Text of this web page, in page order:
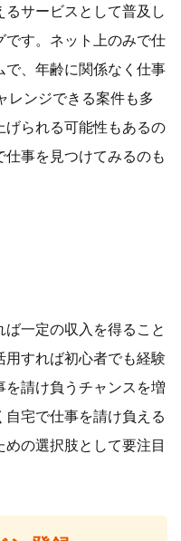
サービスとして普及し
す。ネット上のみで仕
、年齢に関係なく仕事
レンジできる案件も多
げられる可能性もあるの
事を見つけてみるのも
一定の収入を得ること
用すれば初心者でも経験
を請け負うチャンスを増
宅で仕事を請け負える
の選択肢として要注目